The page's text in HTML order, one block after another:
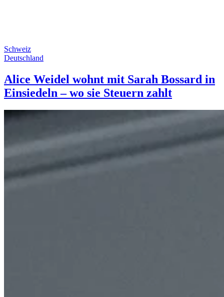
Schweiz
Deutschland
Alice Weidel wohnt mit Sarah Bossard in
Einsiedeln – wo sie Steuern zahlt